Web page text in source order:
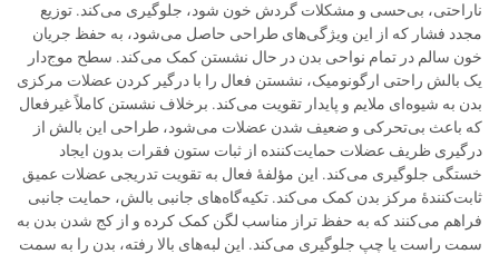
ناراحتی، بی‌حسی و مشکلات گردش خون شود، جلوگیری می‌کند. توزیع
مجدد فشار که از این ویژگی‌های طراحی حاصل می‌شود، به حفظ جریان
خون سالم در تمام نواحی بدن در حال نشستن کمک می‌کند. سطح موج‌دار
یک بالش راحتی ارگونومیک، نشستن فعال را با درگیر کردن عضلات مرکزی
بدن به شیوه‌ای ملایم و پایدار تقویت می‌کند. برخلاف نشستن کاملاً غیرفعال
که باعث بی‌تحرکی و ضعیف شدن عضلات می‌شود، طراحی این بالش از
درگیری ظریف عضلات حمایت‌کننده از ثبات ستون فقرات بدون ایجاد
خستگی جلوگیری می‌کند. این مؤلفهٔ فعال به تقویت تدریجی عضلات عمیق
ثابت‌کنندهٔ مرکز بدن کمک می‌کند. تکیه‌گاه‌های جانبی بالش، حمایت جانبی
فراهم می‌کنند که به حفظ تراز مناسب لگن کمک کرده و از کج شدن بدن به
سمت راست یا چپ جلوگیری می‌کند. این لبه‌های بالا رفته، بدن را به سمت